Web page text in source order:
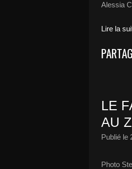
Alessia
Lire la
LE
AU
Publié le
Photo